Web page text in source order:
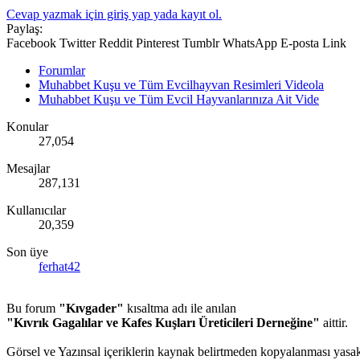
Cevap yazmak için giriş yap yada kayıt ol.
Paylaş:
Facebook Twitter Reddit Pinterest Tumblr WhatsApp E-posta Link
Forumlar
Muhabbet Kuşu ve Tüm Evcilhayvan Resimleri Videola
Muhabbet Kuşu ve Tüm Evcil Hayvanlarınıza Ait Vide
Konular
27,054
Mesajlar
287,131
Kullanıcılar
20,359
Son üye
ferhat42
Bu forum "Kıvgader" kısaltma adı ile anılan
"Kıvrık Gagalılar ve Kafes Kuşları Üreticileri Derneğine" aittir.
Görsel ve Yazınsal içeriklerin kaynak belirtmeden kopyalanması